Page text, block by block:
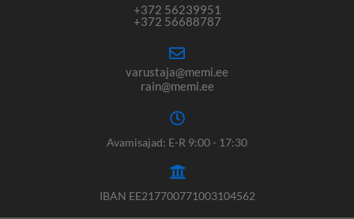
+372 56239951
+372 56688787
varustaja@memi.ee
rain@memi.ee
Avamisajad: E-R 9:00 - 17:30
IBAN EE217700771003104562